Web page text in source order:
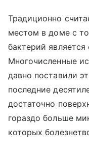
Традиционно
местом в доме с
бактерий является
Многочисленные
давно поставили
последние
достаточно
гораздо больше
которых